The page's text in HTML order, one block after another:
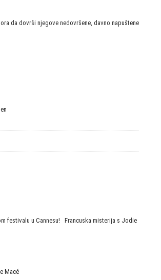
da dovrši njegove nedovršene, davno napuštene
festivalu u Cannesu! Francuska misterija s Jodie
Macé